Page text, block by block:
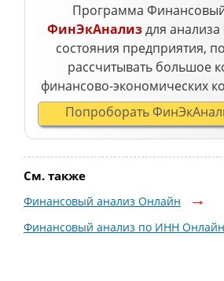
Программа
ФинЭкАнализдля
состояния предприятия,
рассчитывать большое
финансово-экономических
Попроборать
См. также
Финансовый анализ Онлайн
Финансовый анализ по ИНН Онлайн